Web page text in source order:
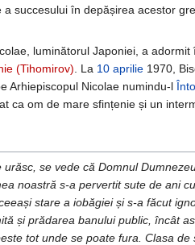
succesului în depășirea acestor
luminătorul Japoniei, a
(Tihomirov) . La 10 aprilie 1970,
Arhiepiscopul Nicolae numindu-l
ca om de mare sfințenie și un
urăsc, se vede că Domnul
noastră s-a pervertit sute de ani
stare a iobăgiei și s-a făcut
și prădarea banului public, încât
tot unde se poate fura. Clasa